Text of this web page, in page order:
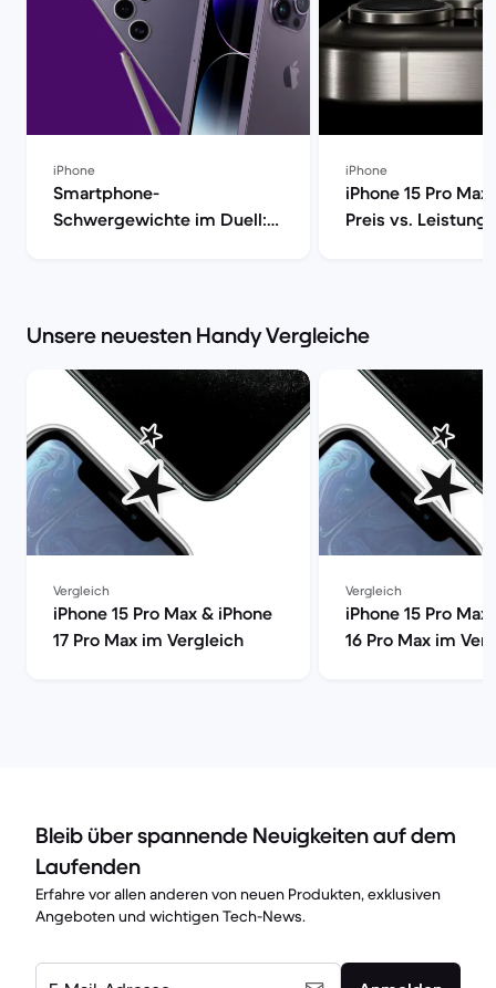
iPhone
Smartphone-
Schwergewichte im Duell:
iPhone
iPhone 15 Pro
Preis vs. Leistung
Unsere neuesten Handy Vergleiche
Vergleich
iPhone 15 Pro Max & iPhone
17 Pro Max im Vergleich
Vergleich
iPhone 15 Pro
16 Pro Max im
Bleib über spannende Neuigkeiten auf dem
Laufenden
Erfahre vor allen anderen von neuen Produkten, exklusiven
Angeboten und wichtigen Tech-News.